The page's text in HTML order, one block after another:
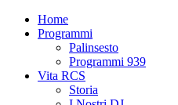
Home
Programmi
Palinsesto
Programmi 939
Vita RCS
Storia